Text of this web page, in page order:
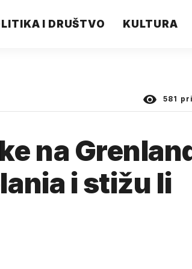
I DRUŠTVO KULTURA
581
na
i stižu li